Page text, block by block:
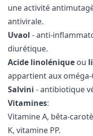
une activité
antivirale.
Uvaol - anti-
diurétique.
Acide linolénique ou
appartient aux oméga-
Salvini - antibiotique
Vitamines:
Vitamine A, bêta-
K, vitamine PP.